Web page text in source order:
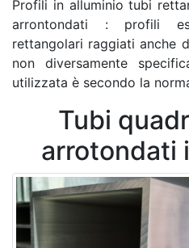
Profili in alluminio tubi
arrontondati : profili
rettangolari raggiati anche
non diversamente
utilizzata è secondo la
Tubi
arrotondati